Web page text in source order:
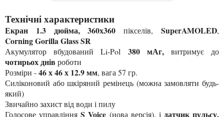
Технічні характеристики
Екран 1.3 дюйма, 360х360 пікселів,SuperAMOLED,
Corning Gorilla Glass SR
Акумулятор вбудований Li-Pol 380 мАг,витримує до
чотирьох днів роботи
Розміри -46 х 46 х 12.9 мм, вага 57 гр.
Силіконовий або шкіряний ремінець (можна замовляти будь-
який)
Звичайно захист від води і пилу
Голосове управлінняS Voice (нова версія), і датчик пульсу,